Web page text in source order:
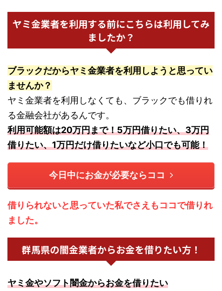
ヤミ金業者を利用する前にこちらは利用してみ
ましたか？
ブラックだからヤミ金業者を利用しようと思ってい
ませんか？
ヤミ金業者を利用しなくても、ブラックでも借りれ
る金融会社があるんです。
利用可能額は20万円まで！5万円借りたい、3万円
借りたい、1万円だけ借りたいなど小口でも可能！
今日中にお金が必要ならココ
借りられないと思っていた私でさえもココで借りれ
ました。
群馬県の闇金業者からお金を借りたい方！
ヤミ金やソフト闇金からお金を借りたい